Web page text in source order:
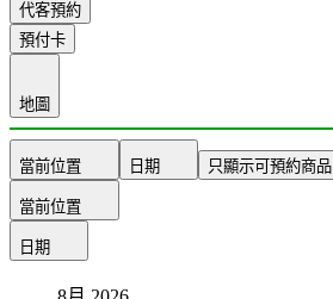
代客預約
預付卡
地圖
當前位置 日期 只顯示可預約商品
當前位置
日期